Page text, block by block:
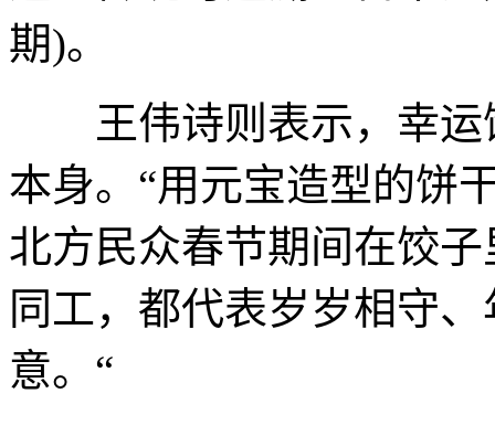
期)。
王伟诗则表示，幸运
本身。“用元宝造型的饼
北方民众春节期间在饺
同工，都代表岁岁相守
意。“